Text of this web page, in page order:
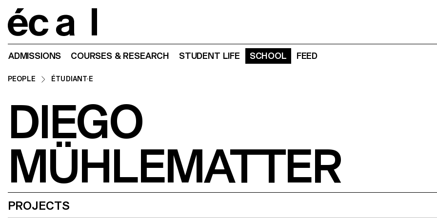
ADMISSIONS COURSES & RESEARCH STUDENT LIFE SCHOOL FEED
PEOPLE ÉTUDIANT·E
DIEGO
MÜHLEMATTER
PROJECTS